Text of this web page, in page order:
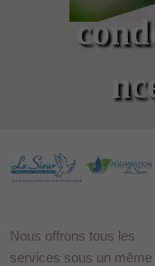
Nous offrons tous les
services sous un même